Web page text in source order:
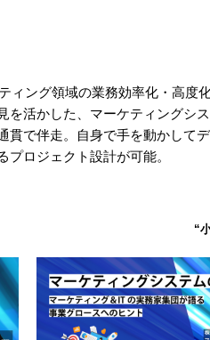
ィング領域の業務効率化・高度
を活かした、マーケティングシ
貫で伴走。自身で手を動かして
ロジェクト設計が可能。